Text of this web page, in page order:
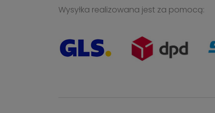
Wysyłka realizowana jest za pomocą: